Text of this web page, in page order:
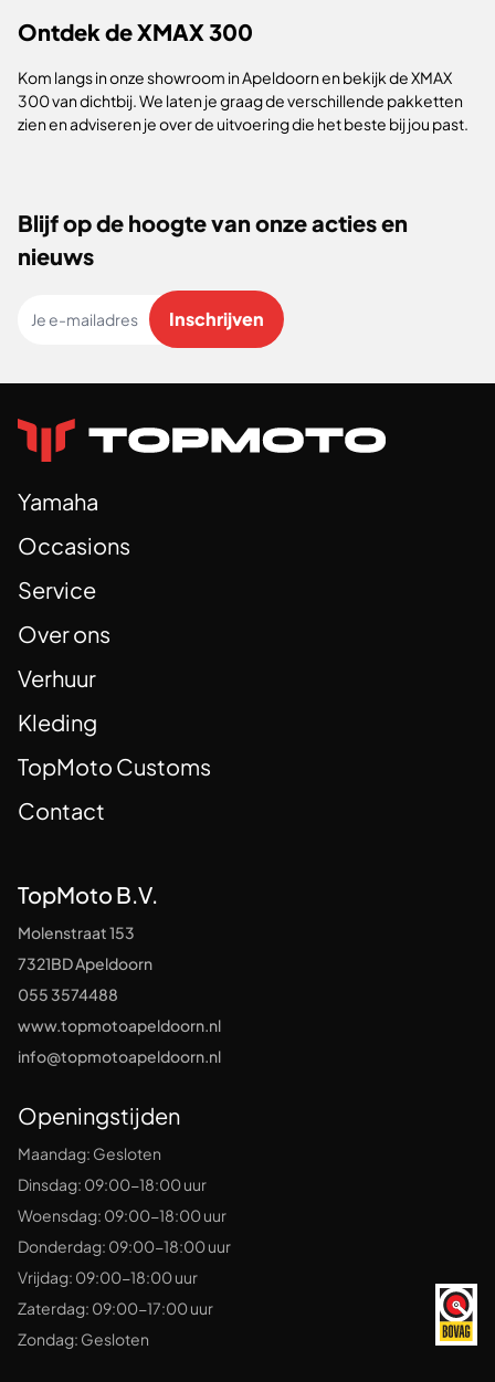
Ontdek de XMAX 300
Kom langs in onze showroom in Apeldoorn en bekijk de XMAX
300 van dichtbij. We laten je graag de verschillende pakketten
zien en adviseren je over de uitvoering die het beste bij jou past.
Blijf op de hoogte van onze acties en
nieuws
Inschrijven
TopMoto B.V.
Molenstraat 153
7321BD Apeldoorn
055 3574488
www.topmotoapeldoorn.nl
info@topmotoapeldoorn.nl
Openingstijden
Maandag: Gesloten
Dinsdag: 09:00-18:00 uur
Woensdag: 09:00-18:00 uur
Donderdag: 09:00-18:00 uur
Vrijdag: 09:00-18:00 uur
Zaterdag: 09:00-17:00 uur
Zondag: Gesloten
Yamaha
Occasions
Service
Over ons
Verhuur
Kleding
TopMoto Customs
Contact